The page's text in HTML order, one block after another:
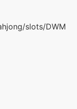
slots/DWM